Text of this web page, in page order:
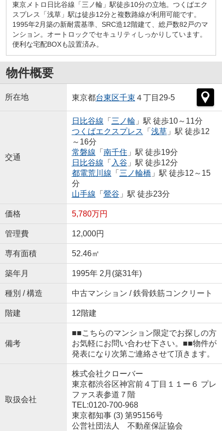
東京メトロ日比谷線「三ノ輪」駅徒歩10分の立地。つくばエク
スプレス「浅草」駅は徒歩12分と複数路線が利用可能です。
1995年2月築の新耐震基準、SRC造12階建て、総戸数82戸のマ
ンション。オートロックでセキュリティしっかりしています。
便利な宅配BOXも設置済み。
物件概要
所在地 東京都台東区千束 ４丁目29-5
交通
日比谷線 「 三ノ輪」駅 徒歩10～11分
つくばエクスプレス 「 浅草」駅 徒歩12
～16分
常磐線 「 南千住 」駅 徒歩19分
日比谷線 「 入谷 」駅 徒歩12分
都電荒川線 「 三ノ輪橋 」駅 徒歩12～15
分
山手線 「 鶯谷 」駅 徒歩23分
価格 5,780万円
管理費 12,000円
専有面積 52.46㎡
築年月 1995年 2月(築31年)
種別 / 構造 中古マンション / 鉄骨鉄筋コンクリート
階建 12階建
備考
■■こちらのマンション限定でお探しの方
お気軽にお問い合わせ下さい。■■物件が
発表になり次第ご連絡させて頂きます。
取扱会社
株式会社クローバー
東京都渋谷区神宮前４丁目１１ー６ プレ
ファス表参道７階
TEL:0120-700-968
東京都知事 (3) 第95156号
公営社団法人 不動産保証協会